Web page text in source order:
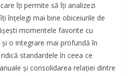
îți permite să îți analizezi
înțelegi mai bine obiceiurile de
momentele favorite cu
o integrare mai profundă în
standardele în ceea ce
și consolidarea relației dintre